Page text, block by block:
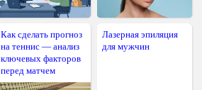
Как сделать прогноз
на теннис — анализ
ключевых факторов
перед матчем
Лазерная эпиляция
для мужчин